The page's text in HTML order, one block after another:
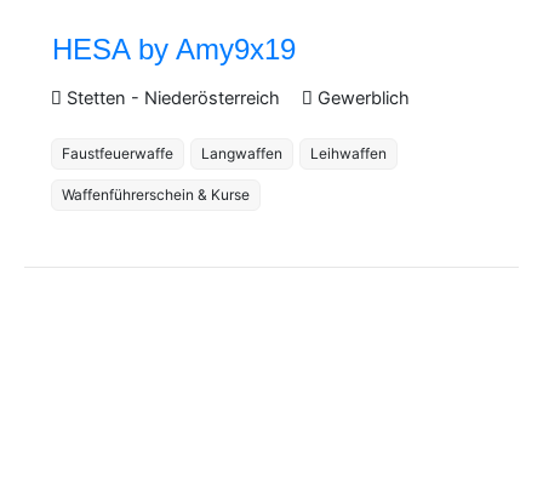
HESA by Amy9x19
Stetten - Niederösterreich Gewerblich
Faustfeuerwaffe Langwaffen Leihwaffen
Waffenführerschein & Kurse